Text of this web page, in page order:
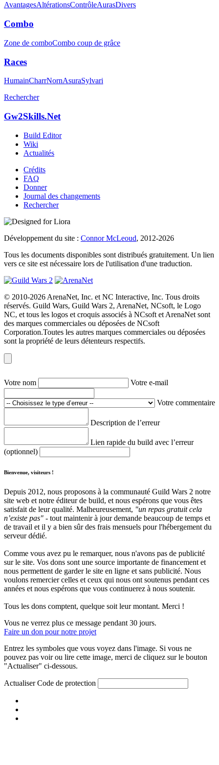
AvantagesAltérationsContrôleAurasDivers
Combo
Zone de comboCombo coup de grâce
Races
HumainCharrNornAsuraSylvari
Rechercher
Gw2Skills.Net
Build Editor
Wiki
Actualités
Crédits
FAQ
Donner
Journal des changements
Rechercher
Développement du site : Connor McLeoud, 2012-2026
Tous les documents disponibles sont distribués gratuitement. Un lien
vers ce site est nécessaire lors de l'utilisation d'une traduction.
© 2010-2026 ArenaNet, Inc. et NC Interactive, Inc. Tous droits
réservés. Guild Wars, Guild Wars 2, ArenaNet, NCsoft, le Logo
NC, et tous les logos et croquis associés à NCsoft et ArenaNet sont
des marques commerciales ou déposées de NCsoft
Corporation.Toutes les autres marques commerciales ou déposées
sont la propriété de leurs détenteurs respectifs.
Votre nom Votre e-mail
Votre commentaire
Description de l’erreur
Lien rapide du build avec l’erreur
(optionnel)
Bienvenue, visiteurs !
Depuis 2012, nous proposons à la communauté Guild Wars 2 notre
site web et notre éditeur de build, et nous espérons que vous êtes
satisfait de leur qualité. Malheureusement, "un repas gratuit cela
n’existe pas" - tout maintenir à jour demande beaucoup de temps et
de travail et il y a bien sûr des frais mensuels pour l'hébergement du
serveur dédié.
Comme vous avez pu le remarquer, nous n'avons pas de publicité
sur le site. Vos dons sont une source importante de financement et
nous permettent de garder le site en ligne et sans publicité. Nous
voulons remercier celles et ceux qui nous ont soutenus pendant ces
années et nous espérons que vous continuerez à nous soutenir.
Tous les dons comptent, quelque soit leur montant. Merci !
Vous ne verrez plus ce message pendant 30 jours.
Faire un don pour notre projet
Entrez les symboles que vous voyez dans l'image. Si vous ne
pouvez pas voir ou lire cette image, merci de cliquez sur le bouton
"Actualiser" ci-dessous.
Actualiser Code de protection